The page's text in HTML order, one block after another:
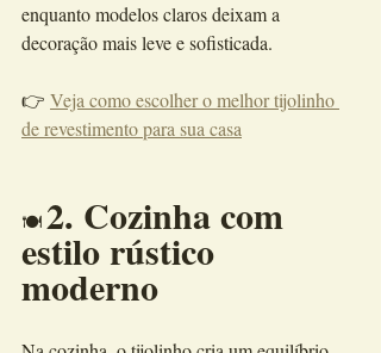
enquanto modelos claros deixam a
decoração mais leve e sofisticada.
👉 Veja como escolher o melhor tijolinho
de revestimento para sua casa
🍽️ 2. Cozinha com
estilo rústico
moderno